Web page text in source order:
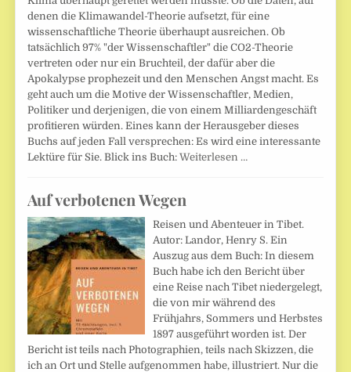
denen die Klimawandel-Theorie aufsetzt, für eine
wissenschaftliche Theorie überhaupt ausreichen. Ob
tatsächlich 97% "der Wissenschaftler" die CO2-Theorie
vertreten oder nur ein Bruchteil, der dafür aber die
Apokalypse prophezeit und den Menschen Angst macht. Es
geht auch um die Motive der Wissenschaftler, Medien,
Politiker und derjenigen, die von einem Milliardengeschäft
profitieren würden. Eines kann der Herausgeber dieses
Buchs auf jeden Fall versprechen: Es wird eine interessante
Lektüre für Sie. Blick ins Buch:Weiterlesen …
Auf verbotenen Wegen
Reisen und Abenteuer in Tibet.
Autor: Landor, Henry S. Ein
Auszug aus dem Buch: In diesem
Buch habe ich den Bericht über
eine Reise nach Tibet niedergelegt,
die von mir während des
Frühjahrs, Sommers und Herbstes
1897 ausgeführt worden ist. Der
Bericht ist teils nach Photographien, teils nach Skizzen, die
ich an Ort und Stelle aufgenommen habe, illustriert. Nur die